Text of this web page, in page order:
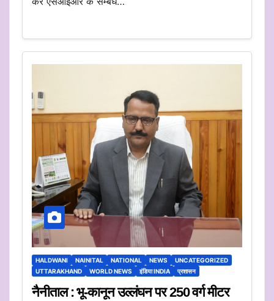
HALDWANI NAINITAL NATIONAL NEWS
UNCATEGORIZED
UTTARAKHAND
WORLD NEWS इंडिया INDIA प्रशासन
नैनीताल : भू-कानून उल्लंघन पर 250 वर्ग मीटर